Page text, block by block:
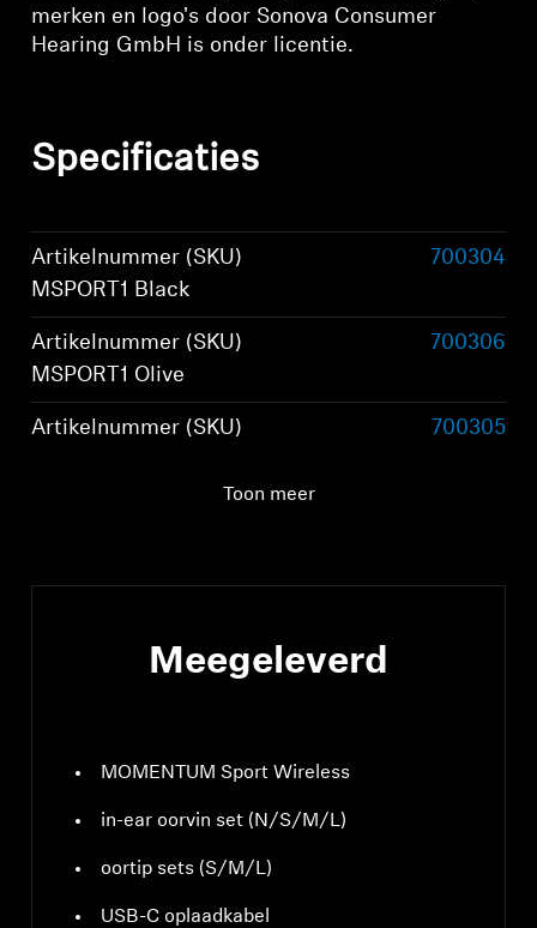
merken en logo's door Sonova Consumer
Hearing GmbH is onder licentie.
Specificaties
Artikelnummer (SKU)
MSPORT1 Black
700304
Artikelnummer (SKU)
MSPORT1 Olive
700306
Artikelnummer (SKU)
700305
Toon meer
Meegeleverd
MOMENTUM Sport Wireless
in-ear oorvin set (N/S/M/L)
oortip sets (S/M/L)
USB-C oplaadkabel